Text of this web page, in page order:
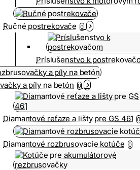
Ručné postrekovače 0
Príslušenstvo k
a píly na betón 0
Diamantové reťaze a lišty pre GS 461
Diamantové rozbrusovacie kotúče 0